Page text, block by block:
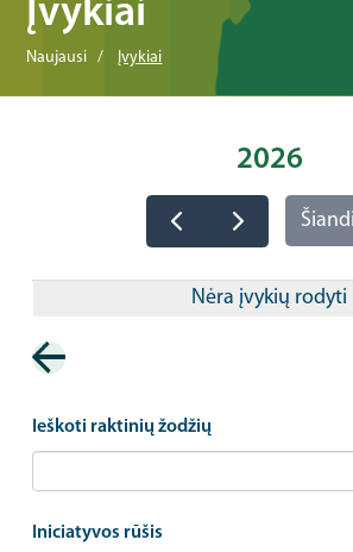
Įvykiai
Naujausi Įvykiai
2026
Nėra įvykių rodyti
Pagination
Ieškoti raktinių žodžių
Iniciatyvos rūšis